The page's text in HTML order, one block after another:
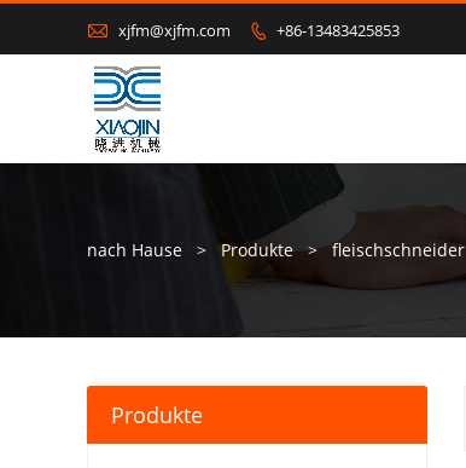
 xjfm@xjfm.com  +86-13483425853
nach Hause > Produkte > fleischschneider
Produkte